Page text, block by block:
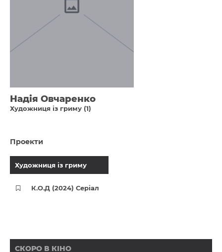
Надія Овчаренко
Художниця із гриму (1)
Проекти
Художниця із гриму
К.О.Д (2024) Серіал
СКОРО В КІНО